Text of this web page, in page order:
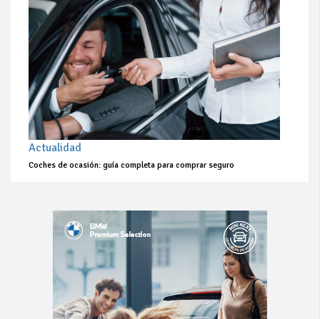
Actualidad
Coches de ocasión: guía completa para comprar seguro